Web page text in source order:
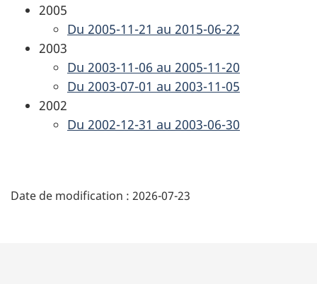
2005
Du 2005-11-21 au 2015-06-22
2003
Du 2003-11-06 au 2005-11-20
Du 2003-07-01 au 2003-11-05
2002
Du 2002-12-31 au 2003-06-30
é
Date de modification : 2026-07-23